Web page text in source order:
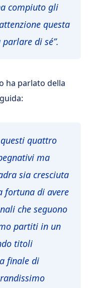
compiuto gli
questa
di sé”.
ha parlato della
questi quattro
ma
sia cresciuta
fortuna di avere
che seguono
partiti in un
titoli
finale di